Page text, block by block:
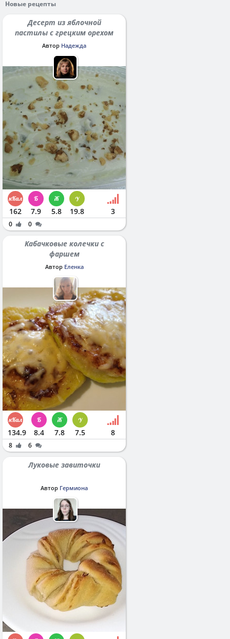
Новые рецепты
Десерт из яблочной
пастилы с грецким орехом
Автор Надежда
162 7.9 5.8 19.8 3
0 0
Кабачковые колечки с
фаршем
Автор Еленка
134.9 8.4 7.8 7.5 8
8 6
Луковые завиточки
Автор Гермиона